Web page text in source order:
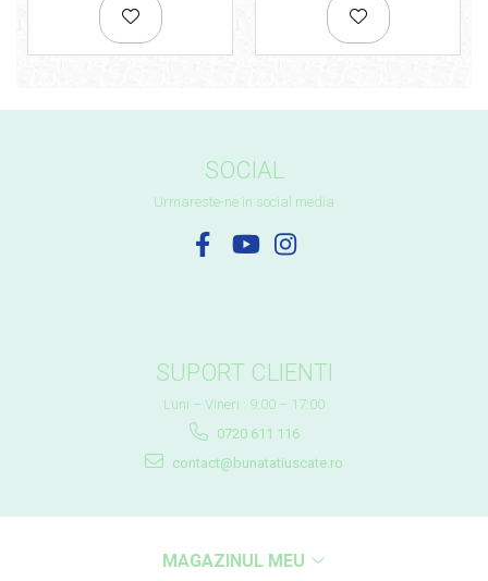
SOCIAL
Urmareste-ne in social media
SUPORT CLIENTI
Luni – Vineri : 9:00 – 17:00
0720 611 116
contact@bunatatiuscate.ro
MAGAZINUL MEU